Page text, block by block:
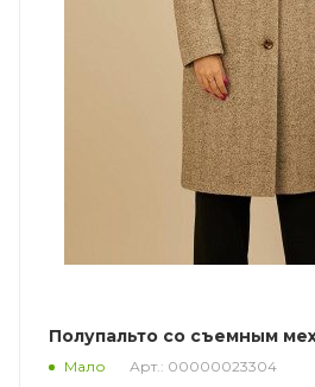
Полупальто со съемным
Мало Арт.: 00000023304